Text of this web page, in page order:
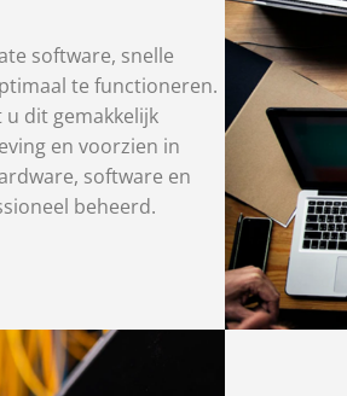
software, snelle
te functioneren.
dit gemakkelijk
en voorzien in
software en
beheerd.